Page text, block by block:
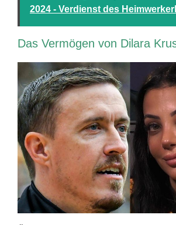
2024 - Verdienst des
Das Vermögen von Dilara